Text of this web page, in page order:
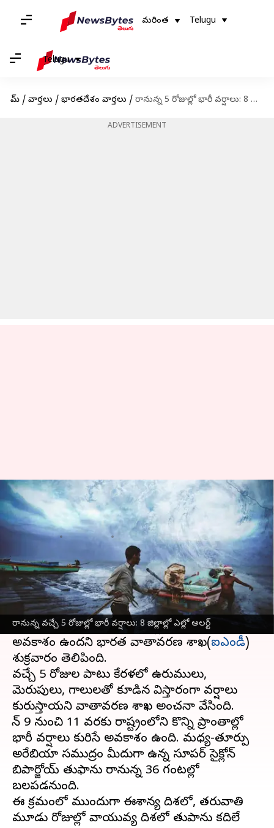
మరింత Telugu
Telugu
హోమ్ / వార్తలు / భారతదేశం వార్తలు / రానున్న 5 రోజుల్లో భారీ వర్షాలు: 8 జిల్లాల్లో ఎల్లో అలర్ట్
ADVERTISEMENT
రానున్న వచ్చే 5 రోజుల్లో భారీ వర్షాలు: 8 జిల్లాల్లో ఎల్లో అలర్ట్
రానున్న 5 రోజుల్లో భారీ వర్షాలు: 8
జిల్లాల్లో ఎల్లో అలర్ట్
Stalin Jun 09, 2023 06:27 pm
ఈ వార్తాకథనం ఏంటి
జూన్ 8నకేరళను తాకిన విషయం తెలిసిందే. ఈ
ప్రభావంతో ఈశాన్యబంగాళాఖాతంలో ఏర్పడిన
అల్పపీడనం రానున్న 24 గంటల్లో మరింత బలపడే
అవకాశం ఉందని భారత వాతావరణ శాఖ(ఐఎండీ)
శుక్రవారం తెలిపింది.
వచ్చే 5 రోజుల పాటు కేరళలో ఉరుములు,
మెరుపులు, గాలులతో కూడిన విస్తారంగా వర్షాలు
కురుస్తాయని వాతావరణ శాఖ అంచనా వేసింది.
జూన్ 9 నుంచి 11 వరకు రాష్ట్రంలోని కొన్ని ప్రాంతాల్లో
భారీ వర్షాలు కురిసే అవకాశం ఉంది. మధ్య-తూర్పు
అరేబియా సముద్రం మీదుగా ఉన్న సూపర్ సైక్లోన్
బిపార్జోయ్ తుఫాను రానున్న 36 గంటల్లో
బలపడనుంది.
ఈ క్రమంలో ముందుగా ఈశాన్య దిశలో, తరువాతి
మూడు రోజుల్లో వాయువ్య దిశలో తుపాను కదిలే